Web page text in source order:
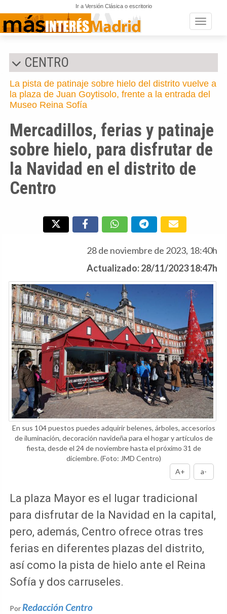
Ir a Versión Clásica o escritorio
Toggle
CENTRO
La pista de patinaje sobre hielo del distrito vuelve a
la plaza de Juan Goytisolo, frente a la entrada del
Museo Reina Sofía
Mercadillos, ferias y patinaje
sobre hielo, para disfrutar de
la Navidad en el distrito de
Centro
28 de noviembre de 2023, 18:40h
Actualizado: 28/11/2023 18:47h
En sus 104 puestos puedes adquirir belenes, árboles, accesorios
de iluminación, decoración navideña para el hogar y artículos de
fiesta, desde el 24 de noviembre hasta el próximo 31 de
diciembre.(Foto: JMD Centro)
A+
a-
La plaza Mayor es el lugar tradicional
para disfrutar de la Navidad en la capital,
pero, además, Centro ofrece otras tres
ferias en diferentes plazas del distrito,
así como la pista de hielo ante el Reina
Sofía y dos carruseles.
Por Redacción Centro